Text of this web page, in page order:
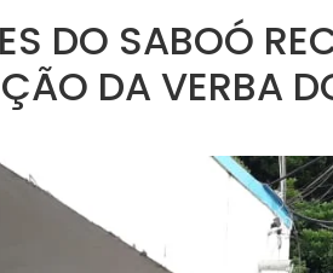
DO SABOÓ
DA VERBA